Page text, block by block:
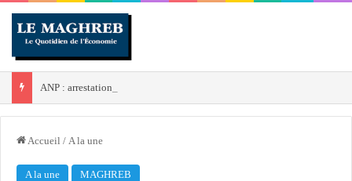
Accueil / A la une
A la une MAGHREB